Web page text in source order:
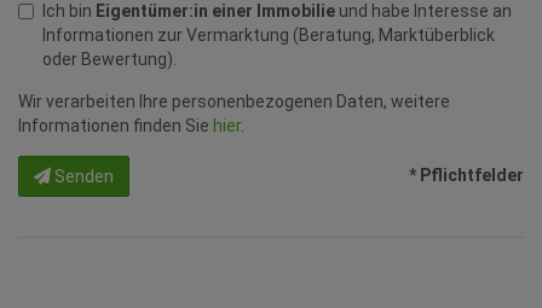
Ich bin Eigentümer:in einer Immobilie und habe Interesse an
Informationen zur Vermarktung (Beratung, Marktüberblick
oder Bewertung).
Wir verarbeiten Ihre personenbezogenen Daten, weitere
Informationen finden Sie hier.
Senden * Pflichtfelder